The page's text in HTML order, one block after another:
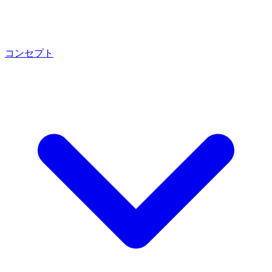
コンセプト